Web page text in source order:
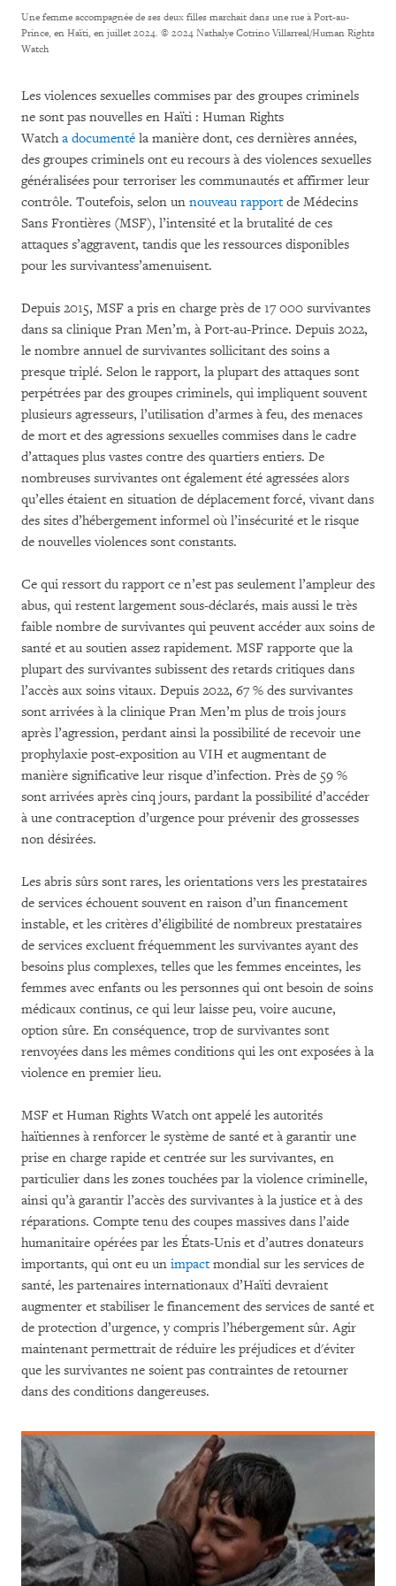
Une femme accompagnée de ses deux filles marchait dans une rue à Port-au-
Prince, en Haïti, en juillet 2024. © 2024 Nathalye Cotrino Villarreal/Human Rights
Watch
Les violences sexuelles commises par des groupes criminels
ne sont pas nouvelles en Haïti : Human Rights
Watcha documenté la manière dont, ces dernières années,
des groupes criminels ont eu recours à des violences sexuelles
généralisées pour terroriser les communautés et affirmer leur
contrôle. Toutefois, selon un nouveau rapportde Médecins
Sans Frontières (MSF), l’intensité et la brutalité de ces
attaques s’aggravent, tandis que les ressources disponibles
pour les survivantess’amenuisent.
Depuis 2015, MSF a pris en charge près de 17 000 survivantes
dans sa clinique Pran Men’m, à Port-au-Prince. Depuis 2022,
le nombre annuel de survivantes sollicitant des soins a
presque triplé. Selon le rapport, la plupart des attaques sont
perpétrées par des groupes criminels, qui impliquent souvent
plusieurs agresseurs, l’utilisation d’armes à feu, des menaces
de mort et des agressions sexuelles commises dans le cadre
d’attaques plus vastes contre des quartiers entiers. De
nombreuses survivantes ont également été agressées alors
qu’elles étaient en situation de déplacement forcé, vivant dans
des sites d’hébergement informel où l’insécurité et le risque
de nouvelles violences sont constants.
Ce qui ressort du rapport ce n’est pas seulement l’ampleur des
abus, qui restent largement sous-déclarés, mais aussi le très
faible nombre de survivantes qui peuvent accéder aux soins de
santé et au soutien assez rapidement. MSF rapporte que la
plupart des survivantes subissent des retards critiques dans
l’accès aux soins vitaux. Depuis 2022, 67 % des survivantes
sont arrivées à la clinique Pran Men’m plus de trois jours
après l’agression, perdant ainsi la possibilité de recevoir une
prophylaxie post-exposition au VIH et augmentant de
manière significative leur risque d’infection. Près de 59 %
sont arrivées après cinq jours, pardant la possibilité d’accéder
à une contraception d’urgence pour prévenir des grossesses
non désirées.
Les abris sûrs sont rares, les orientations vers les prestataires
de services échouent souvent en raison d’un financement
instable, et les critères d’éligibilité de nombreux prestataires
de services excluent fréquemment les survivantes ayant des
besoins plus complexes, telles que les femmes enceintes, les
femmes avec enfants ou les personnes qui ont besoin de soins
médicaux continus, ce qui leur laisse peu, voire aucune,
option sûre. En conséquence, trop de survivantes sont
renvoyées dans les mêmes conditions qui les ont exposées à la
violence en premier lieu.
MSF et Human Rights Watch ont appelé les autorités
haïtiennes à renforcer le système de santé et à garantir une
prise en charge rapide et centrée sur les survivantes, en
particulier dans les zones touchées par la violence criminelle,
ainsi qu’à garantir l’accès des survivantes à la justice et à des
réparations. Compte tenu des coupes massives dans l’aide
humanitaire opérées par les États-Unis et d’autres donateurs
importants, qui ont eu un impactmondial sur les services de
santé, les partenaires internationaux d’Haïti devraient
augmenter et stabiliser le financement des services de santé et
de protection d’urgence, y compris l’hébergement sûr. Agir
maintenant permettrait de réduire les préjudices et d'éviter
que les survivantes ne soient pas contraintes de retourner
dans des conditions dangereuses.